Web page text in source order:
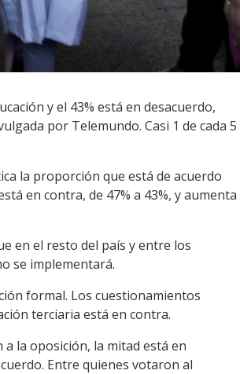
y el 43% está en desacuerdo,
por Telemundo. Casi 1 de cada 5
la proporción que está de acuerdo
en contra, de 47% a 43%, y aumenta
en el resto del país y entre los
se implementará.
formal. Los cuestionamientos
terciaria está en contra.
la oposición, la mitad está en
Entre quienes votaron al